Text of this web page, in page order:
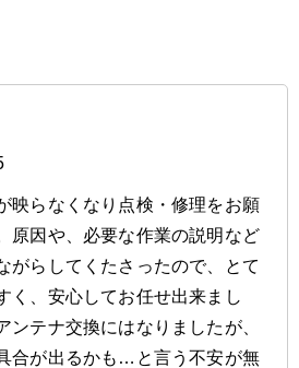
映らなくなり点検・修理をお願
原因や、必要な作業の説明など
がらしてくたさったので、とて
く、安心してお任せ出来まし
ンテナ交換にはなりましたが、
合が出るかも…と言う不安が無